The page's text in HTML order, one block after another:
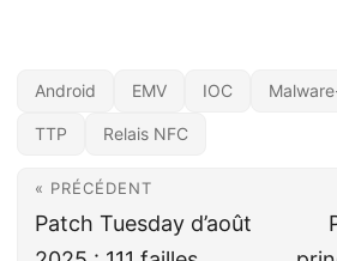
Android EMV IOC
TTP Relais NFC
« PRÉCÉDENT
Patch Tuesday d’août